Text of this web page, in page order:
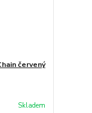
červený
Skladem